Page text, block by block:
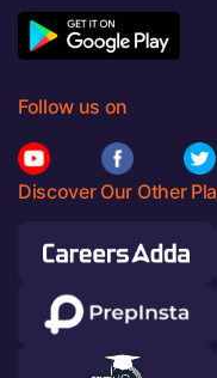
Follow us on
Discover Our Other